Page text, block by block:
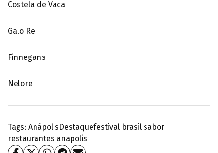
Costela de Vaca
Galo Rei
Finnegans
Nelore
Tags: Anápolis Destaquefestival brasil sabor
restaurantes anapolis